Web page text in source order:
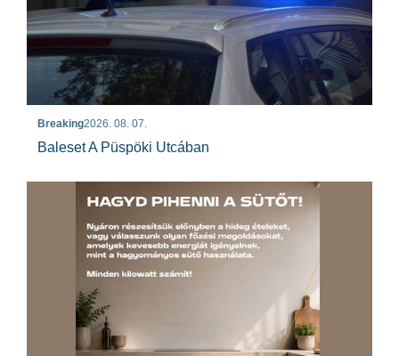
Breaking2026. 08. 07.
Baleset A Püspöki Utcában